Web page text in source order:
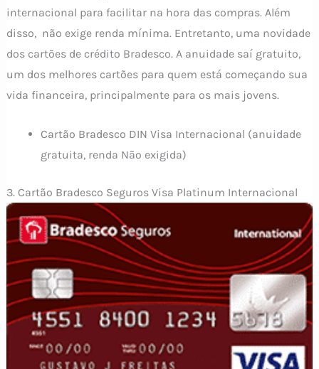
internacional para facilitar na hora das compras. Além
disso, não exige renda mínima. Entretanto, uma novidade
dos cartões de crédito Bradesco. A anuidade saí gratuito,
um dos melhores cartões para quem está começando sua
vida financeira, principalmente para os mais jovens.
Cartão Bradesco DIN Visa Internacional (anuidade
gratuita, renda Não exigida)
3. Cartão Bradesco Seguros Visa Platinum Internacional